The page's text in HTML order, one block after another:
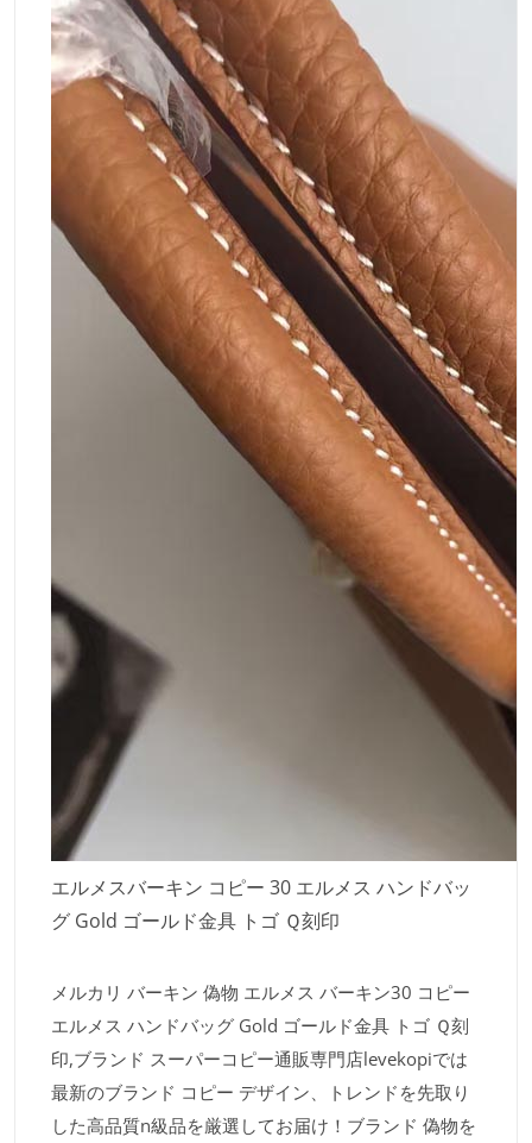
エルメスバーキン コピー 30 エルメス ハンドバッ
グ Gold ゴールド金具 トゴ Ｑ刻印
メルカリ バーキン 偽物 エルメス バーキン30 コピー
エルメス ハンドバッグ Gold ゴールド金具 トゴ Ｑ刻
印,ブランド スーパーコピー通販専門店levekopiでは
最新のブランド コピー デザイン、トレンドを先取り
した高品質n級品を厳選してお届け！ブランド 偽物を